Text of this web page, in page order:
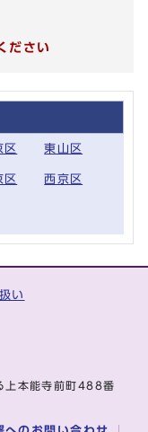
ださい
区 東山区
区 西京区
い
本能寺前町488番